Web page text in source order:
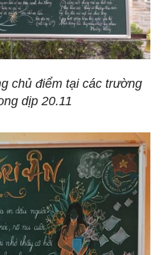
chủ điểm tại các trường
dịp 20.11